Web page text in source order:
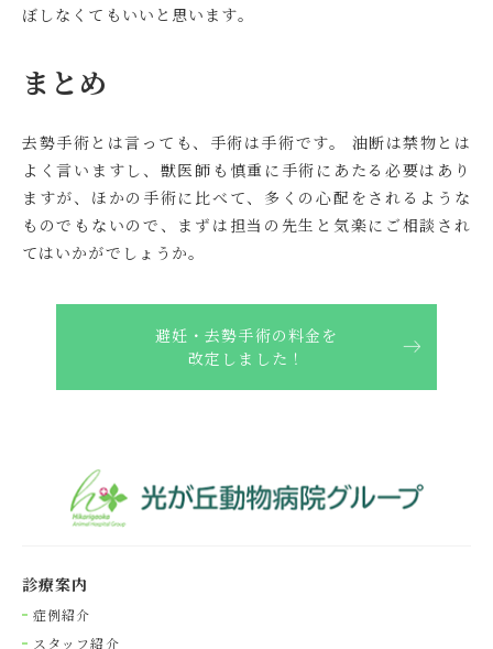
ぼしなくてもいいと思います。
まとめ
去勢手術とは言っても、手術は手術です。 油断は禁物とは
よく言いますし、獣医師も慎重に手術にあたる必要はあり
ますが、ほかの手術に比べて、多くの心配をされるような
ものでもないので、まずは担当の先生と気楽にご相談され
てはいかがでしょうか。
避妊・去勢手術の料金を
改定しました！
診療案内
症例紹介
スタッフ紹介